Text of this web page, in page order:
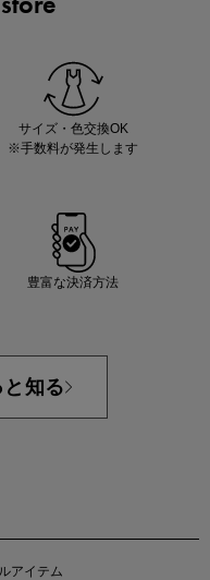
サイズ・色交換OK
※手数料が発生します
豊富な決済方法
知る
アイテム